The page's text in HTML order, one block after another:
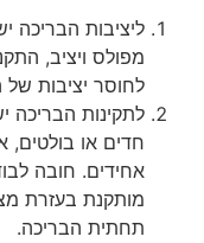
ליציבות הבריכה
מפולס ויציב,
לחוסר יציבות של
לתקינות הבריכה
חדים או בולטים,
אחידים. חובה
מותקנת בעזרת
תחתית הבריכה.